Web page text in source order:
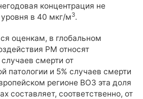
концентрация не
в 40 мкг/м3.
оценкам, в глобальном
РМ относят
смерти от
патологии и 5% случаев смерти
регионе ВОЗ эта доля
составляет, соответственно, от